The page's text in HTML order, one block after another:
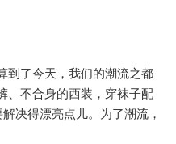
了今天，我们的潮流之都
、不合身的西装，穿袜子配
决得漂亮点儿。为了潮流，